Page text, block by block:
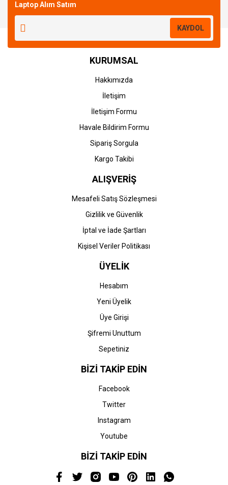
Laptop Alım Satım
KAYDOL
KURUMSAL
Hakkımızda
İletişim
İletişim Formu
Havale Bildirim Formu
Sipariş Sorgula
Kargo Takibi
ALIŞVERİŞ
Mesafeli Satış Sözleşmesi
Gizlilik ve Güvenlik
İptal ve İade Şartları
Kişisel Veriler Politikası
ÜYELİK
Hesabım
Yeni Üyelik
Üye Girişi
Şifremi Unuttum
Sepetiniz
BİZİ TAKİP EDİN
Facebook
Twitter
Instagram
Youtube
BİZİ TAKİP EDİN